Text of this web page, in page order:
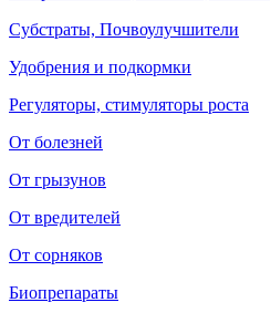
Субстраты, Почвоулучшители
Удобрения и подкормки
Регуляторы, стимуляторы роста
От болезней
От грызунов
От вредителей
От сорняков
Биопрепараты